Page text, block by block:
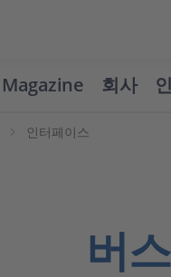
Magazine 회사
인터페이스
버